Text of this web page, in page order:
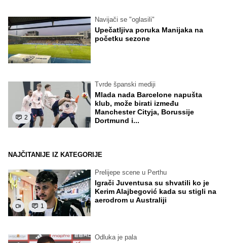
Navijači se "oglasili"
Upečatljiva poruka Manijaka na
početku sezone
2
Tvrde španski mediji
Mlada nada Barcelone napušta
klub, može birati između
Manchester Cityja, Borussije
Dortmund i...
NAJČITANIJE IZ KATEGORIJE
1
Prelijepe scene u Perthu
Igrači Juventusa su shvatili ko je
Kerim Alajbegović kada su stigli na
aerodrom u Australiji
Odluka je pala